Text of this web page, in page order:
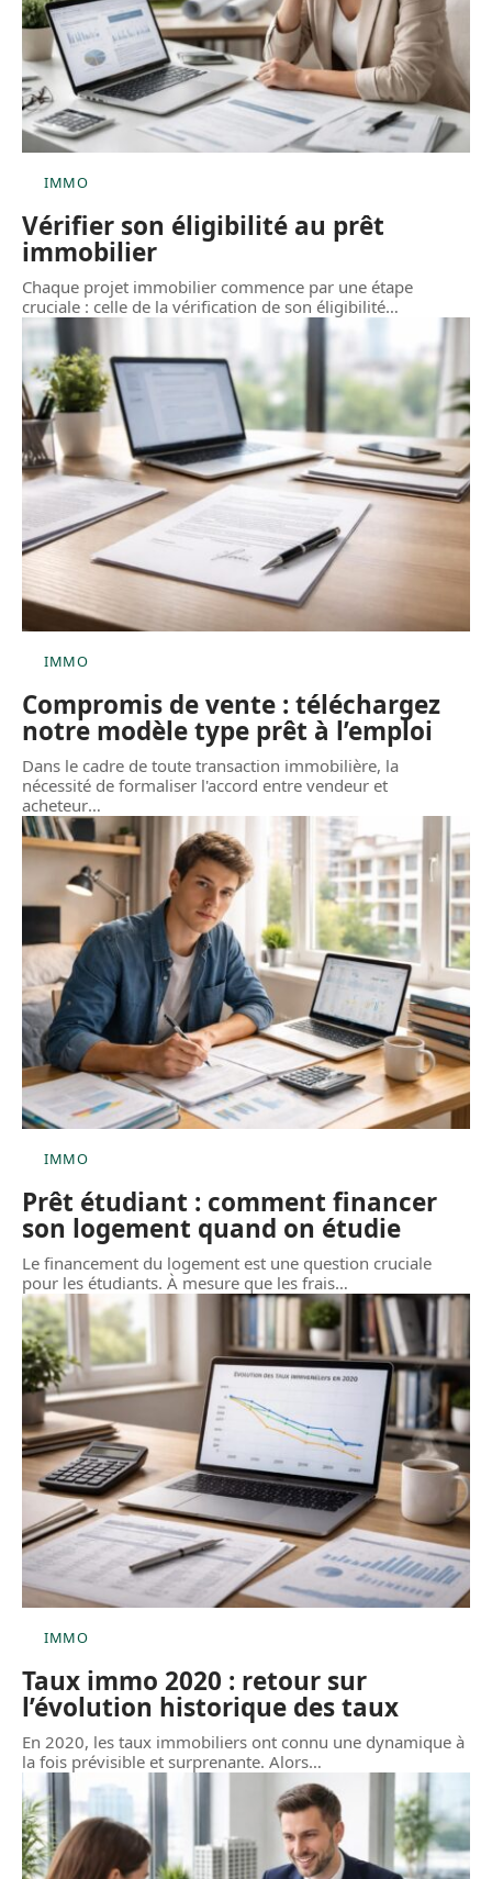
IMMO
Vérifier son éligibilité au prêt
immobilier
Chaque projet immobilier commence par une étape
cruciale : celle de la vérification de son éligibilité…
IMMO
Compromis de vente : téléchargez
notre modèle type prêt à l’emploi
Dans le cadre de toute transaction immobilière, la
nécessité de formaliser l'accord entre vendeur et
acheteur…
IMMO
Prêt étudiant : comment financer
son logement quand on étudie
Le financement du logement est une question cruciale
pour les étudiants. À mesure que les frais…
IMMO
Taux immo 2020 : retour sur
l’évolution historique des taux
En 2020, les taux immobiliers ont connu une dynamique à
la fois prévisible et surprenante. Alors…